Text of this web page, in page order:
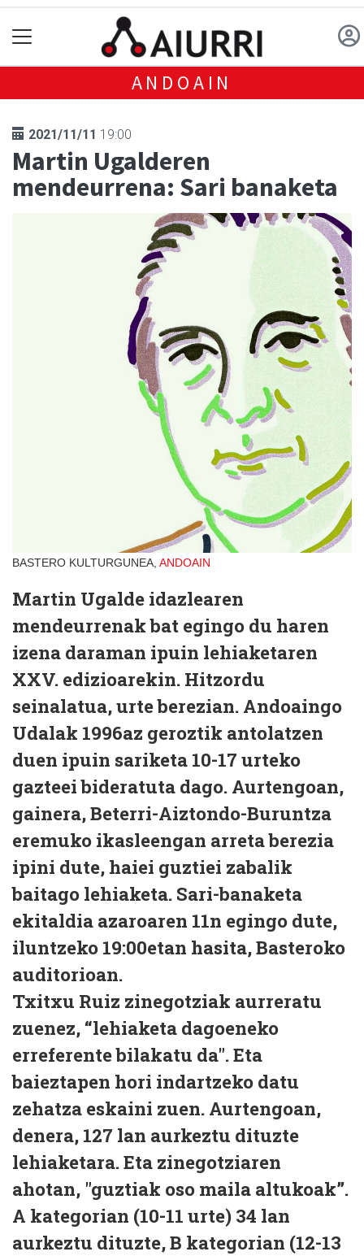
ANDOAIN
2021/11/11 19:00
Martin Ugalderen
mendeurrena: Sari banaketa
BASTERO KULTURGUNEA, ANDOAIN
Martin Ugalde idazlearen
mendeurrenak bat egingo du haren
izena daraman ipuin lehiaketaren
XXV. edizioarekin. Hitzordu
seinalatua, urte berezian. Andoaingo
Udalak 1996az geroztik antolatzen
duen ipuin sariketa 10-17 urteko
gazteei bideratuta dago. Aurtengoan,
gainera, Beterri-Aiztondo-Buruntza
eremuko ikasleengan arreta berezia
ipini dute, haiei guztiei zabalik
baitago lehiaketa. Sari-banaketa
ekitaldia azaroaren 11n egingo dute,
iluntzeko 19:00etan hasita, Basteroko
auditorioan.
Txitxu Ruiz zinegotziak aurreratu
zuenez, “lehiaketa dagoeneko
erreferente bilakatu da". Eta
baieztapen hori indartzeko datu
zehatza eskaini zuen. Aurtengoan,
denera, 127 lan aurkeztu dituzte
lehiaketara. Eta zinegotziaren
ahotan, "guztiak oso maila altukoak”.
A kategorian (10-11 urte) 34 lan
aurkeztu dituzte, B kategorian (12-13